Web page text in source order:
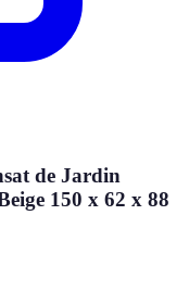
de Jardin
150 x 62 x 88